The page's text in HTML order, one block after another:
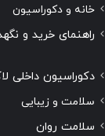
خانه و دکوراسیون
راهنمای خرید و
دکوراسیون داخلی
سلامت و زیبایی
سلامت روان